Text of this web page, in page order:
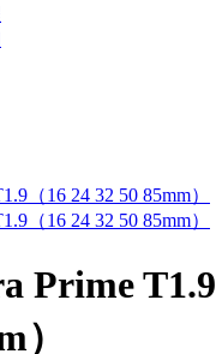
Prime
）